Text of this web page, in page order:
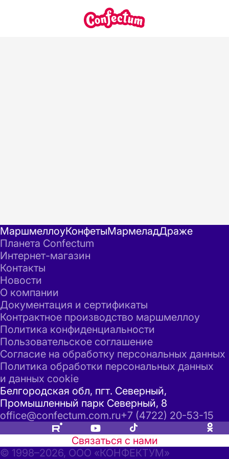
Документация и сертификаты
Документация и сертификаты
МаршмеллоуКонфетыМармеладДраже
Политика конфиденциальности
Пользовательское соглашение
Согласие на обработку персональных данных
Политика обработки персональных данных
и данных cookie
© 1998–2026, ООО «КОНФЕКТУМ»
Планета Confectum
Интернет-магазин
Контакты
Новости
О компании
Документация и сертификаты
Контрактное производство маршмеллоу
Связаться с нами
Белгородская обл, пгт. Северный,
Промышленный парк Северный, 8
office@confectum.com.ru+7 (4722) 20-53-15